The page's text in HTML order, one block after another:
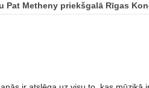
Pat Metheny priekšgalā Rīgas